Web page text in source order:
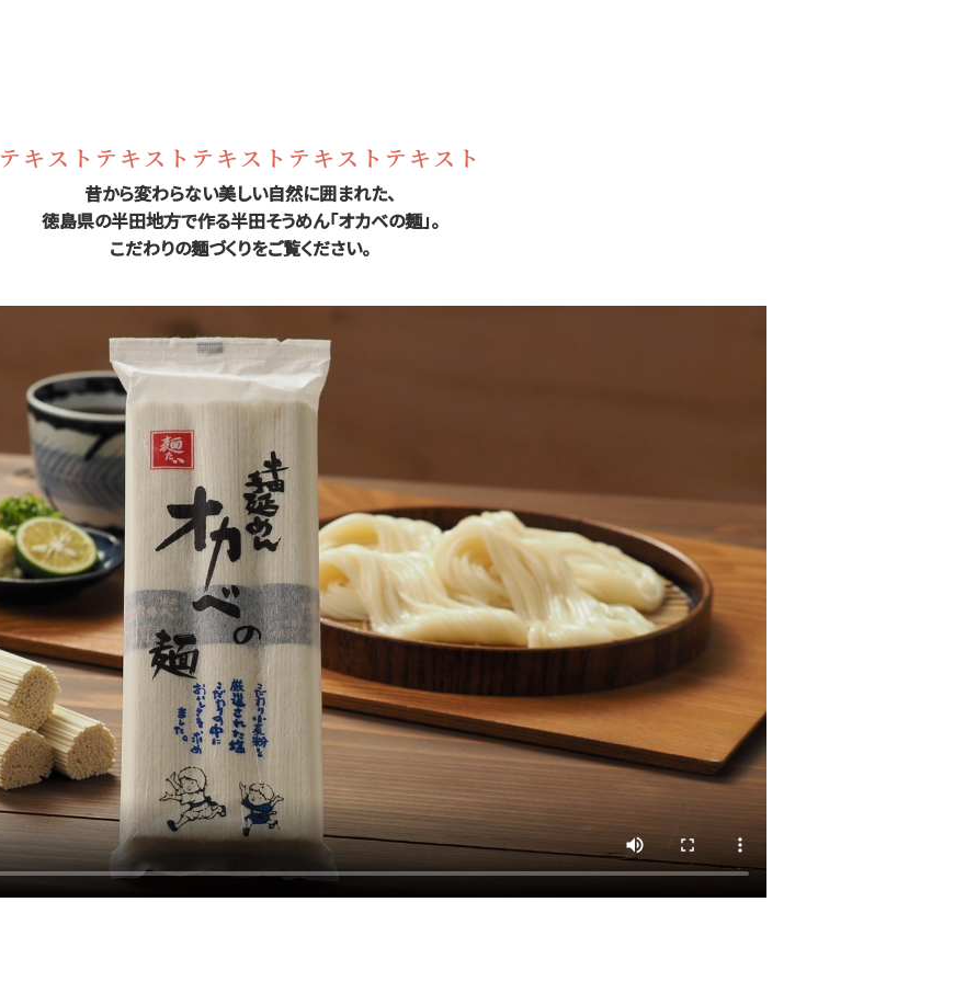
テキストテキストテキストテキストテキスト
昔から変わらない美しい自然に囲まれた、
徳島県の半田地方で作る半田そうめん「オカベの麺」。
こだわりの麺づくりをご覧ください。